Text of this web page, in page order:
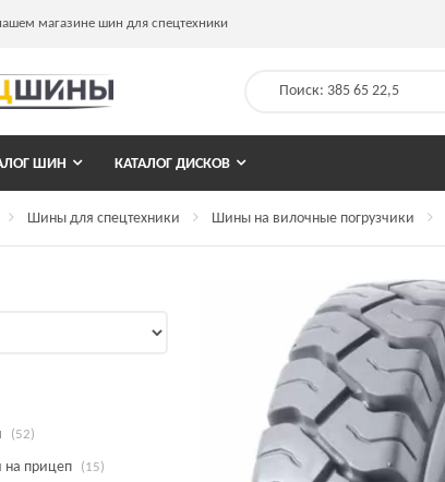
магазине шин для спецтехники
ШИН КАТАЛОГ ДИСКОВ
Шины для спецтехники Шины на вилочные погрузчики
(52)
на прицеп (15)